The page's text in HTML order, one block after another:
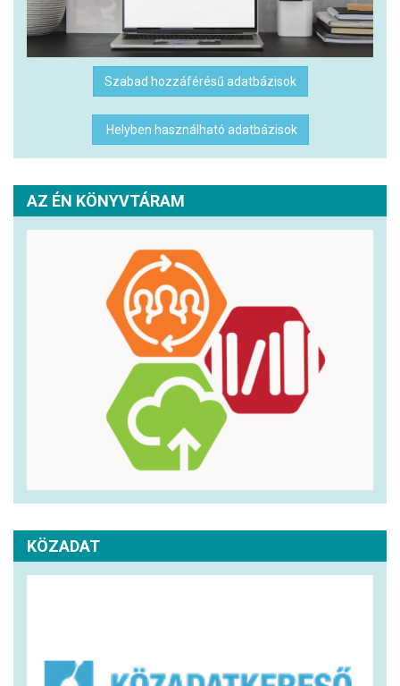
Szabad hozzáférésű adatbázisok
Helyben használható adatbázisok
AZ ÉN KÖNYVTÁRAM
KÖZADAT